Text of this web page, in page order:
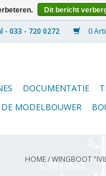
0
DOCUMENTATIE
MODELBOUWER
HOME/WINGBOOT
Dit bericht